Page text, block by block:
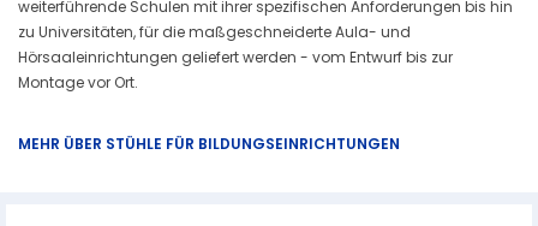
weiterführende Schulen mit ihrer spezifischen Anforderungen bis hin
zu Universitäten, für die maßgeschneiderte Aula- und
Hörsaaleinrichtungen geliefert werden - vom Entwurf bis zur
Montage vor Ort.
MEHR ÜBER STÜHLE FÜR BILDUNGSEINRICHTUNGEN